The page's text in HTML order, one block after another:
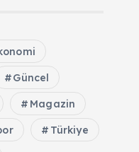
Güncel
Magazin
Türkiye